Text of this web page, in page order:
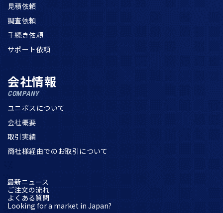
見積依頼
調査依頼
手続き依頼
サポート依頼
会社情報
COMPANY
ユニポスについて
会社概要
取引実績
商社様経由でのお取引について
最新ニュース
ご注文の流れ
よくある質問
Looking for a market in Japan?